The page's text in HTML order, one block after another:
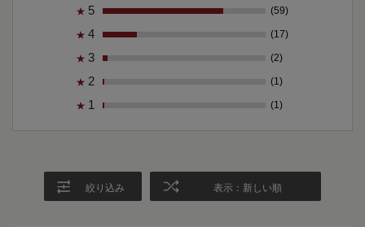
★ 5 (59)
★ 4 (17)
★ 3 (2)
★ 2 (1)
★ 1 (1)
絞り込み 表示：新しい順